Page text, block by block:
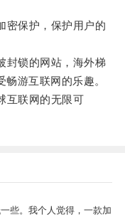
保护，保护用户的
锁的网站，海外梯
游互联网的乐趣。
联网的无限可
些。我个人觉得，一款加